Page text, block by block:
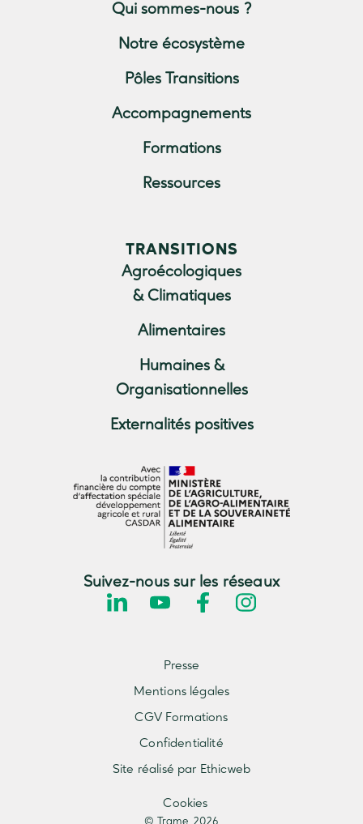
Qui sommes-nous ?
Notre écosystème
Pôles Transitions
Accompagnements
Formations
Ressources
TRANSITIONS
Agroécologiques
& Climatiques
Alimentaires
Humaines &
Organisationnelles
Externalités positives
Suivez-nous sur les réseaux
© Trame 2026
Cookies
Presse
Mentions légales
CGV Formations
Confidentialité
Site réalisé par Ethicweb